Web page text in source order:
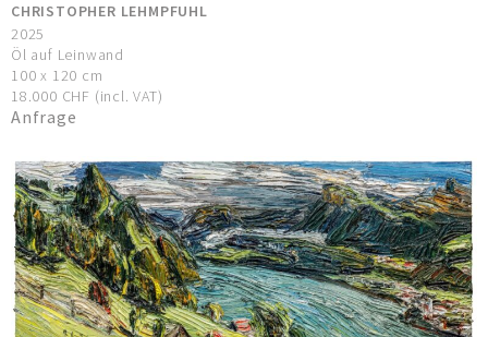
CHRISTOPHER LEHMPFUHL
2025
Öl auf Leinwand
100 x 120 cm
18.000 CHF (incl. VAT)
Anfrage